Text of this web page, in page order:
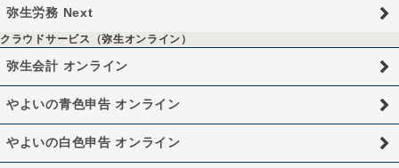
弥生労務 Next
クラウドサービス（弥生オンライン）
弥生会計 オンライン
やよいの青色申告 オンライン
やよいの白色申告 オンライン